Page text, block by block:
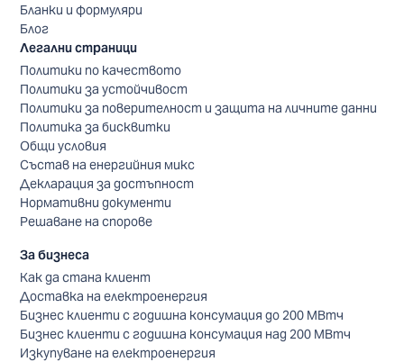
Бланки и формуляри
Блог
Легални страници
Политики по качеството
Политики за устойчивост
Политики за поверителност и защита на личните данни
Политика за бисквитки
Общи условия
Състав на енергийния микс
Декларация за достъпност
Нормативни документи
Решаване на спорове
За бизнеса
Как да стана клиент
Доставка на електроенергия
Бизнес клиенти с годишна консумация до 200 МВтч
Бизнес клиенти с годишна консумация над 200 МВтч
Изкупуване на електроенергия